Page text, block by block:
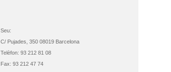
Seu:
C/ Pujades, 350 08019 Barcelona
Telèfon: 93 212 81 08
Fax: 93 212 47 74